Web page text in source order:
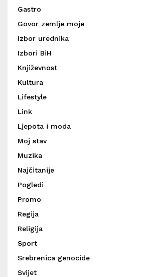
Gastro
Govor zemlje moje
Izbor urednika
Izbori BiH
Književnost
Kultura
Lifestyle
Link
Ljepota i moda
Moj stav
Muzika
Najčitanije
Pogledi
Promo
Regija
Religija
Sport
Srebrenica genocide
Svijet